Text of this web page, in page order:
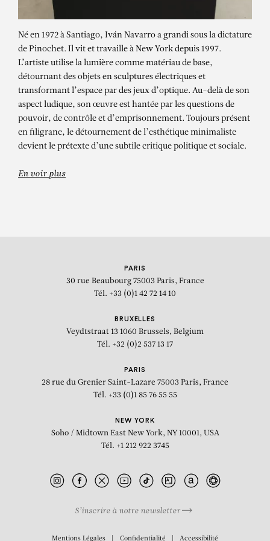
IVÁN NAVARRO
Né en 1972 à Santiago, Iván Navarro a grandi sous la dictature
de Pinochet. Il vit et travaille à New York depuis 1997.
L’artiste utilise la lumière comme matériau de base,
détournant des objets en sculptures électriques et
transformant l’espace par des jeux d’optique. Au-delà de son
aspect ludique, son œuvre est hantée par les questions de
pouvoir, de contrôle et d’emprisonnement. Toujours présent
en filigrane, le détournement de l’esthétique minimaliste
devient le prétexte d’une subtile critique politique et sociale.
En voir plus
PARIS
30 rue Beaubourg 75003 Paris, France
Tél. +33 (0)1 42 72 14 10
BRUXELLES
Veydtstraat 13 1060 Brussels, Belgium
Tél. +32 (0)2 537 13 17
PARIS
28 rue du Grenier Saint-Lazare 75003 Paris, France
Tél. +33 (0)1 85 76 55 55
NEW YORK
Soho / Midtown East New York, NY 10001, USA
Tél. +1 212 922 3745
S’inscrire à notre newsletter
Mentions Légales Confidentialité Accessibilité